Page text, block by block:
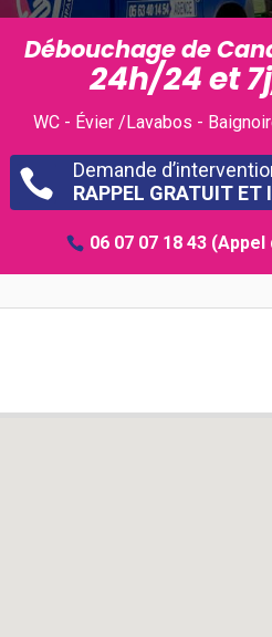
Débouchage de
24h/24 et
WC - Évier /Lavabos -

Demande
RAPPEL GRATUIT ET
06 07 07 18 43